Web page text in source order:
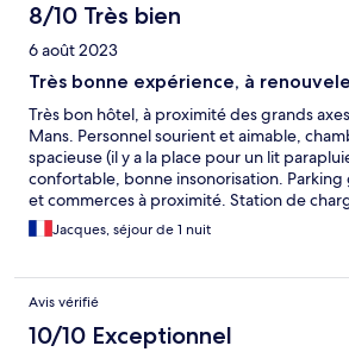
8/10 Très bien
6 août 2023
Très bonne expérience, à
Très bon hôtel, à proximité des grands
Mans. Personnel sourient et aimable,
spacieuse (il y a la place pour un lit
confortable, bonne insonorisation. Parking
et commerces à proximité. Station de
besoin pour les VE.
Jacques, séjour de 1 nuit
Avis vérifié
10/10 Exceptionnel